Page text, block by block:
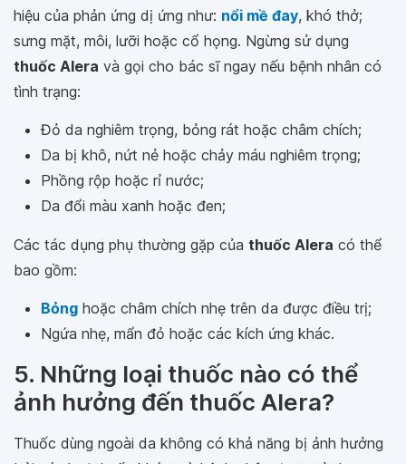
hiệu của phản ứng dị ứng như: nổi mề đay, khó thở;
sưng mặt, môi, lưỡi hoặc cổ họng. Ngừng sử dụng
thuốc Alera và gọi cho bác sĩ ngay nếu bệnh nhân có
tình trạng:
Đỏ da nghiêm trọng, bỏng rát hoặc châm chích;
Da bị khô, nứt nẻ hoặc chảy máu nghiêm trọng;
Phồng rộp hoặc rỉ nước;
Da đổi màu xanh hoặc đen;
Các tác dụng phụ thường gặp của thuốc Alera có thể
bao gồm:
Bỏng hoặc châm chích nhẹ trên da được điều trị;
Ngứa nhẹ, mẩn đỏ hoặc các kích ứng khác.
5. Những loại thuốc nào có thể
ảnh hưởng đến thuốc Alera?
Thuốc dùng ngoài da không có khả năng bị ảnh hưởng